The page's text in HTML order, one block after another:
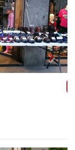
Next